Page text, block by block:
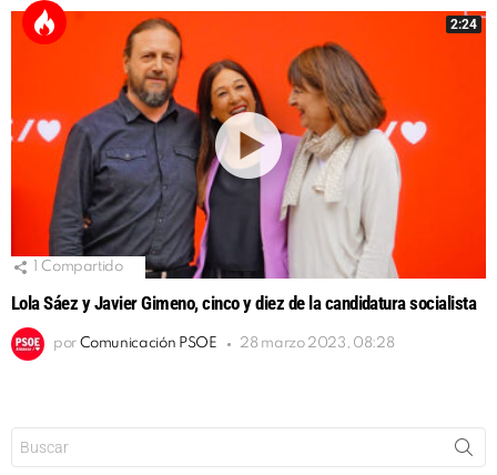
2:24
Compartido
Lola Sáez y Javier Gimeno, cinco y diez de la candidatura socialista
por Comunicación PSOE 28 marzo 2023, 08:28